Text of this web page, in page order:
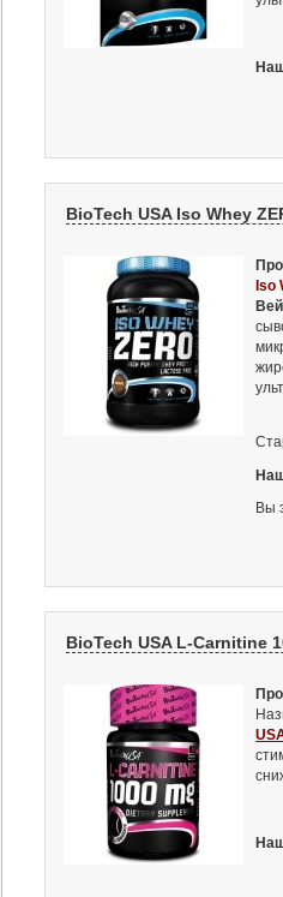
BioTech USA Iso Whey
Iso
Вы
BioTech USA L-Carnitine